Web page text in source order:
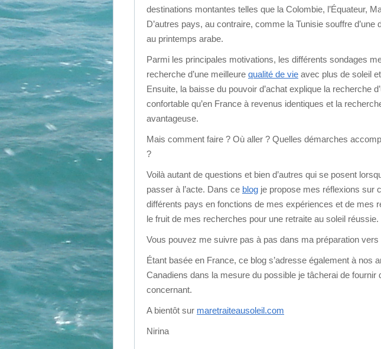
destinations montantes telles que la Colombie, l’Équateur,
D’autres pays, au contraire, comme la Tunisie souffre
au printemps arabe.
Parmi les principales motivations, les différents sondages
recherche d’une meilleure qualité de vie avec plus de soleil
Ensuite, la baisse du pouvoir d’achat explique la recherche
confortable qu’en France à revenus identiques et la
avantageuse.
Mais comment faire ? Où aller ? Quelles démarches
?
Voilà autant de questions et bien d’autres qui se posent
passer à l’acte. Dans ce blog je propose mes réflexions sur
différents pays en fonctions de mes expériences et de mes
le fruit de mes recherches pour une retraite au soleil réussie.
Vous pouvez me suivre pas à pas dans ma préparation vers
Étant basée en France, ce blog s’adresse également à nos
Canadiens dans la mesure du possible je tâcherai de fournir
concernant.
A bientôt sur maretraiteausoleil.com
Nirina